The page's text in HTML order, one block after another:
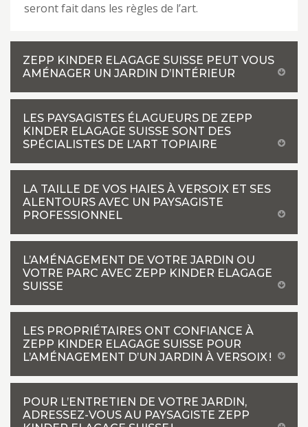
seront fait dans les règles de l’art.
ZEPP KINDER ELAGAGE SUISSE PEUT VOUS
AMÉNAGER UN JARDIN D’INTÉRIEUR
LES PAYSAGISTES ÉLAGUEURS DE ZEPP
KINDER ELAGAGE SUISSE SONT DES
SPÉCIALISTES DE L’ART TOPIAIRE
LA TAILLE DE VOS HAIES À VERSOIX ET SES
ALENTOURS AVEC UN PAYSAGISTE
PROFESSIONNEL
L’AMÉNAGEMENT DE VOTRE JARDIN OU
VOTRE PARC AVEC ZEPP KINDER ELAGAGE
SUISSE
LES PROPRIÉTAIRES ONT CONFIANCE À
ZEPP KINDER ELAGAGE SUISSE POUR
L’AMÉNAGEMENT D’UN JARDIN À VERSOIX !
POUR L’ENTRETIEN DE VOTRE JARDIN,
ADRESSEZ-VOUS AU PAYSAGISTE ZEPP